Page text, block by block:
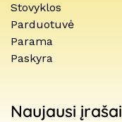
Stovyklos
Parduotuvė
Parama
Paskyra
Naujausi įrašai